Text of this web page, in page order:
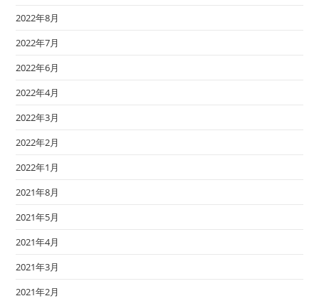
2022年8月
2022年7月
2022年6月
2022年4月
2022年3月
2022年2月
2022年1月
2021年8月
2021年5月
2021年4月
2021年3月
2021年2月